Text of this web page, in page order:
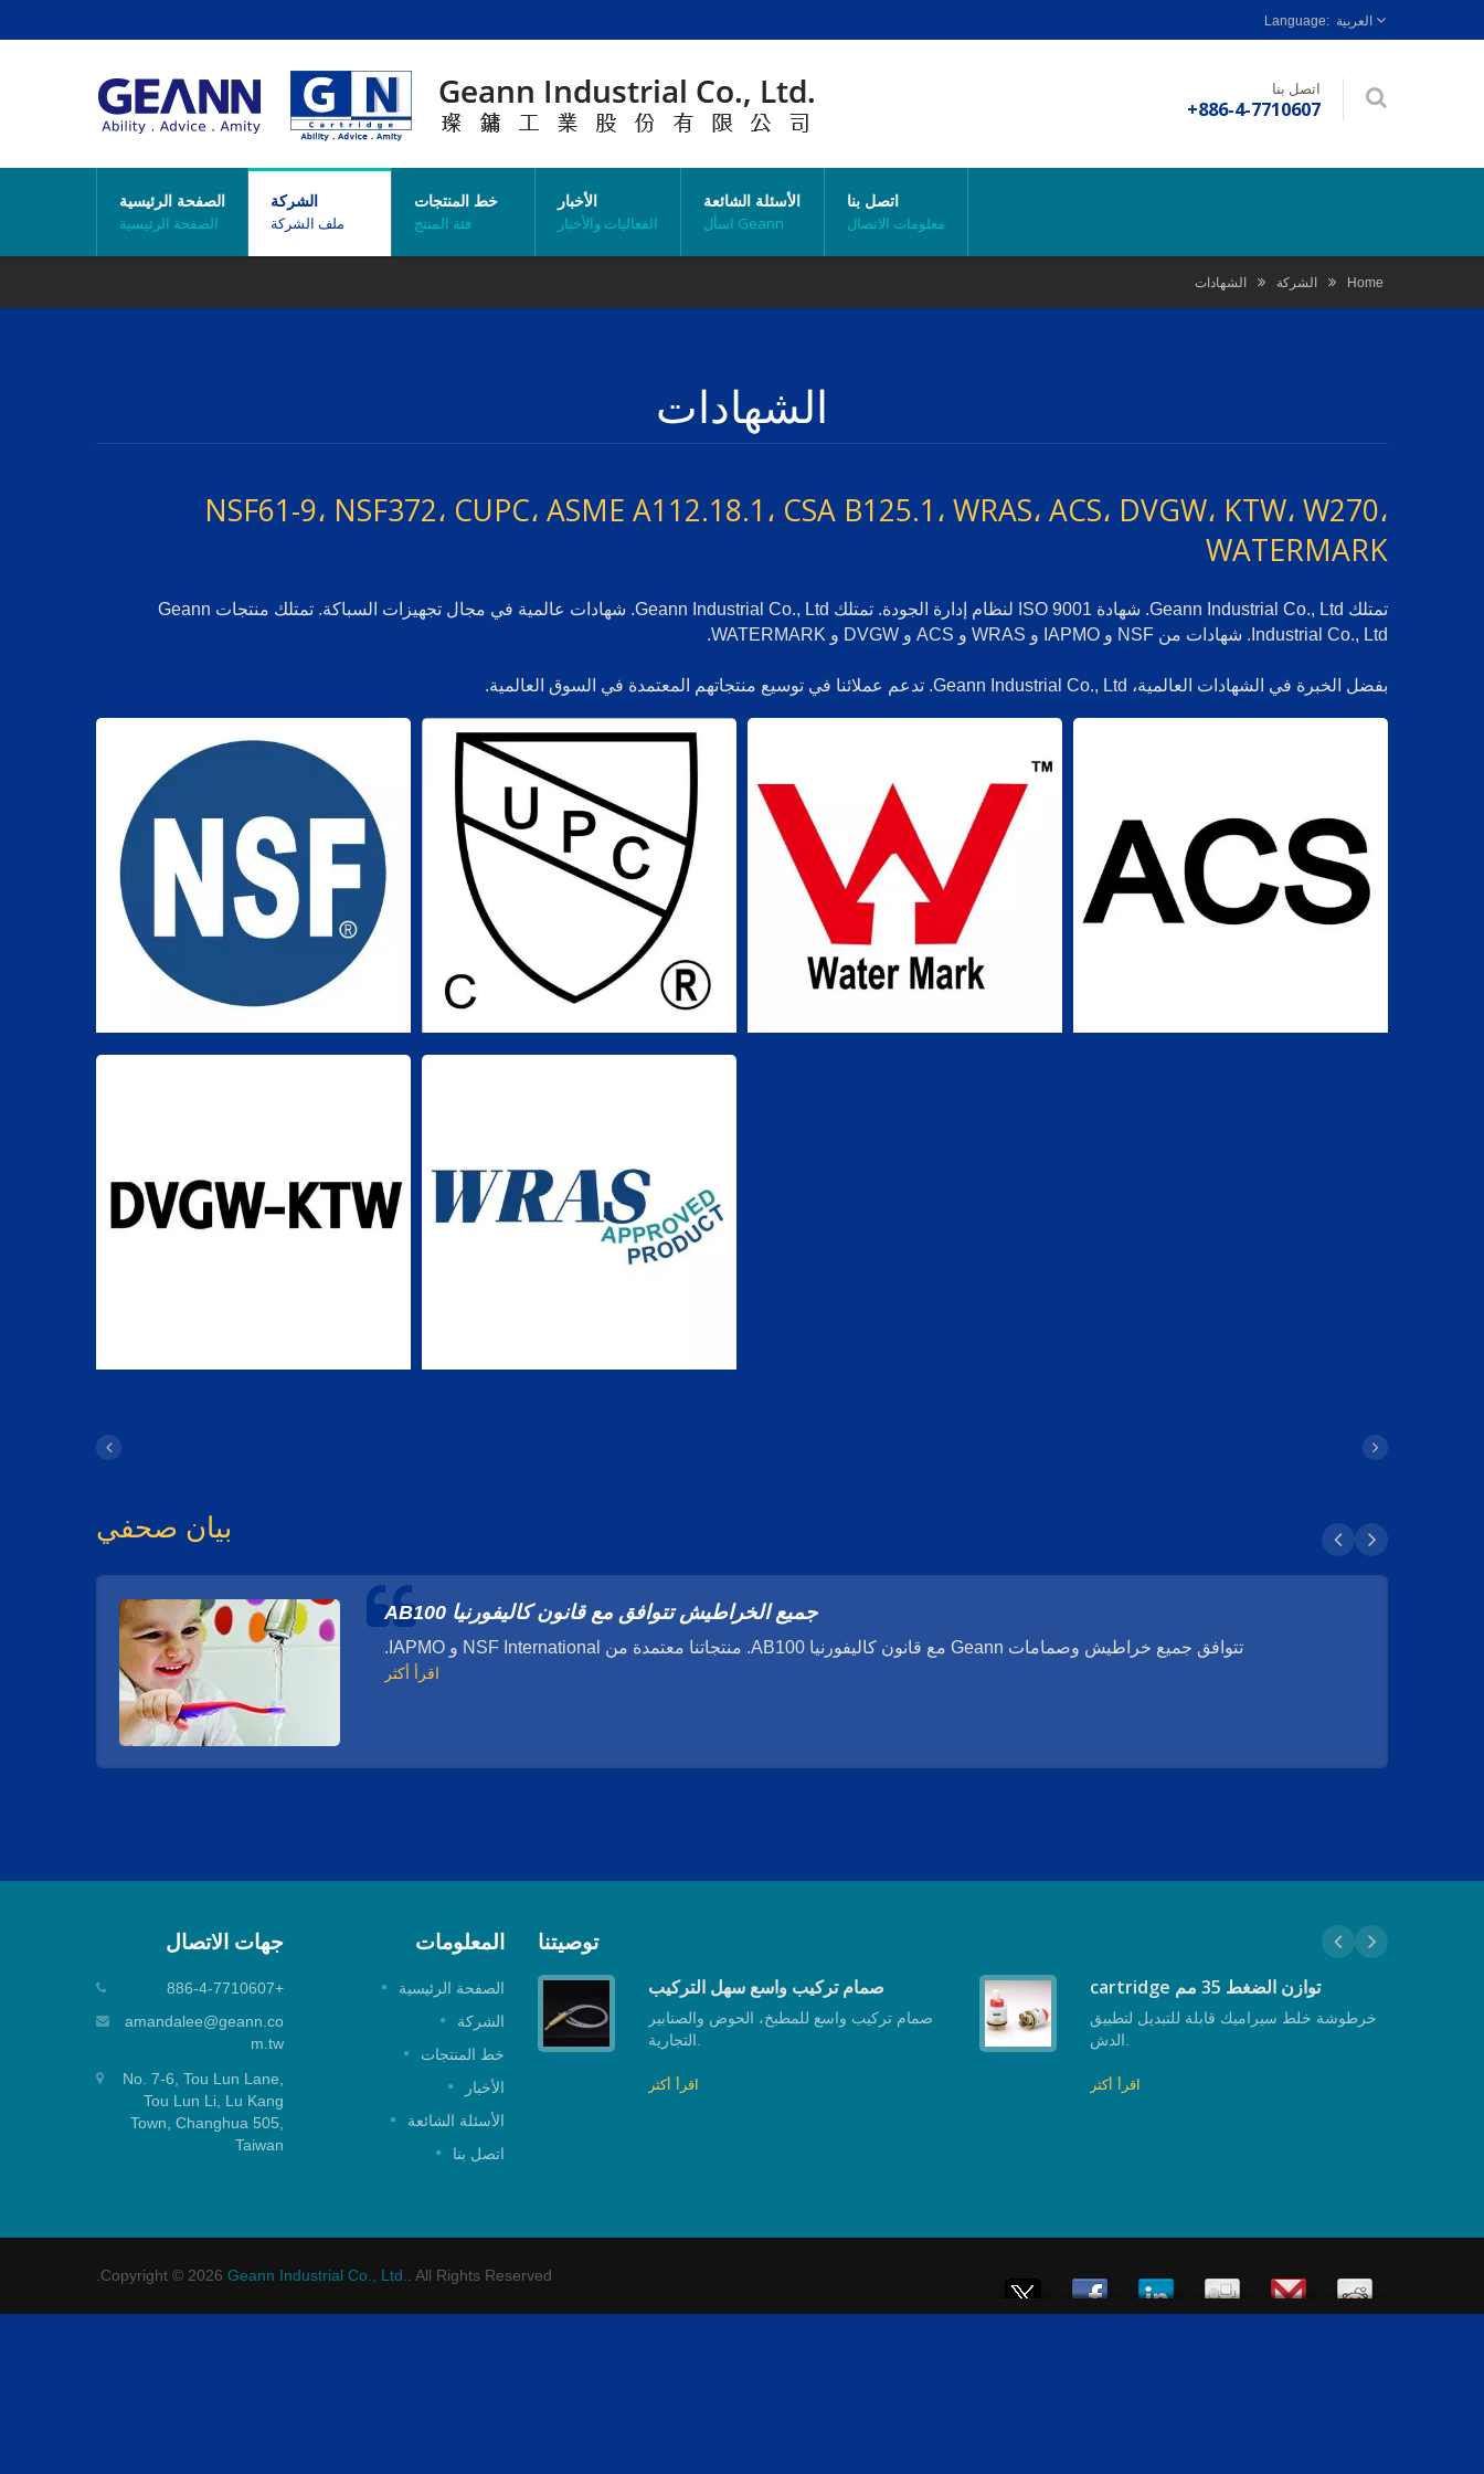
العربية
اتصل بنا
+886-4-7710607
الصفحة الرئيسية
الصفحة الرئيسية
الشركة
ملف الشركة
خط المنتجات
فئة المنتج
الأخبار
الفعاليات والأخبار
الأسئلة الشائعة
اسأل Geann
اتصل بنا
معلومات الاتصال
Home الشركة الشهادات
الشهادات
NSF61-9، NSF372، CUPC، ASME A112.18.1، CSA B125.1، WRAS، ACS، DVGW، KTW، W270،
WATERMARK
تمتلك Geann Industrial Co., Ltd. شهادة ISO 9001 لنظام إدارة الجودة. تمتلك Geann Industrial Co., Ltd. شهادات عالمية في مجال تجهيزات السباكة. تمتلك منتجات Geann
Industrial Co., Ltd. شهادات من NSF و IAPMO و WRAS و ACS و DVGW و WATERMARK.
بفضل الخبرة في الشهادات العالمية، Geann Industrial Co., Ltd. تدعم عملائنا في توسيع منتجاتهم المعتمدة في السوق العالمية.
بيان صحفي
جميع الخراطيش تتوافق مع قانون كاليفورنيا AB100
تتوافق جميع خراطيش وصمامات Geann مع قانون كاليفورنيا AB100. منتجاتنا معتمدة من NSF International و IAPMO.
اقرأ أكثر
جهات الاتصال
+886-4-7710607
amandalee@geann.co
m.tw
No. 7-6, Tou Lun Lane,
Tou Lun Li, Lu Kang
Town, Changhua 505,
Taiwan
المعلومات
الصفحة الرئيسية
الشركة
خط المنتجات
الأخبار
الأسئلة الشائعة
اتصل بنا
توصيتنا
خرطوشة خلط بغطاء علوي 25 مم
خرطوشة خلط بغطاء علوي 25 مم لتطبيق
اقرأ أكثر
صمام تركيب واسع سهل التركيب
صمام تركيب واسع للمطبخ، الحوض والصنابير
اقرأ أكثر
cartridge توازن الضغط 35 مم
خرطوشة خلط سيراميك قابلة للتبديل لتطبيق
اقرأ أكثر
Copyright © 2026 Geann Industrial Co., Ltd.. All Rights Reserved.